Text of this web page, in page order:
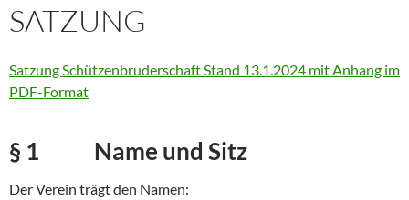
SATZUNG
Satzung Schützenbruderschaft Stand 13.1.2024 mit Anhang im
PDF-Format
§ 1 Name und Sitz
Der Verein trägt den Namen: